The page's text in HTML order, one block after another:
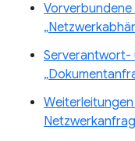
Serverantwort-